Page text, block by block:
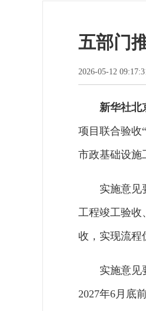
五部门
2026-05-12
新华社北
项目联合验收
市政基础设施
实施意见
工程竣工验收
收，实现流程
实施意见
2027年6月底